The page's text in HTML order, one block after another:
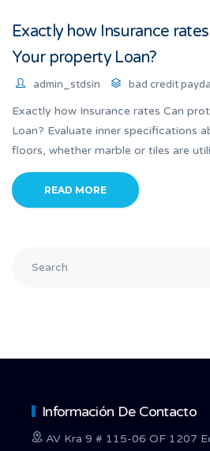
Exactly how Insurance
Your property Loan?
admin_stdsin bad credit
Exactly how Insurance rates Can
Loan? Evaluate inner specifications
floors, whether marble or tiles are
READ MORE
Información De Contacto
AV Kra 9 # 115-06 OF 1207